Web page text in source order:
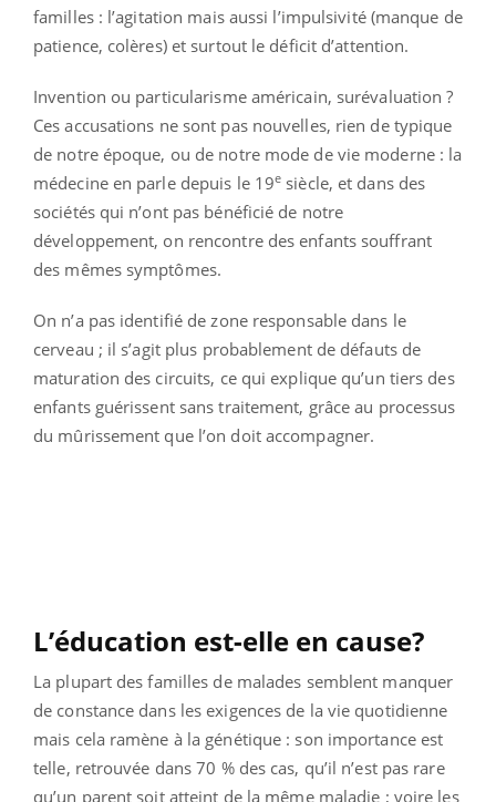
familles : l’agitation mais aussi l’impulsivité (manque de
patience, colères) et surtout le déficit d’attention.
Invention ou particularisme américain, surévaluation ?
Ces accusations ne sont pas nouvelles, rien de typique
de notre époque, ou de notre mode de vie moderne : la
médecine en parle depuis le 19e siècle, et dans des
sociétés qui n’ont pas bénéficié de notre
développement, on rencontre des enfants souffrant
des mêmes symptômes.
On n’a pas identifié de zone responsable dans le
cerveau ; il s’agit plus probablement de défauts de
maturation des circuits, ce qui explique qu’un tiers des
enfants guérissent sans traitement, grâce au processus
du mûrissement que l’on doit accompagner.
L’éducation est-elle en cause?
La plupart des familles de malades semblent manquer
de constance dans les exigences de la vie quotidienne
mais cela ramène à la génétique : son importance est
telle, retrouvée dans 70 % des cas, qu’il n’est pas rare
qu’un parent soit atteint de la même maladie ; voire les